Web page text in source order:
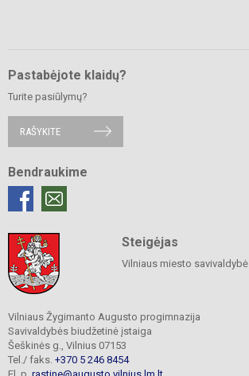
Pastabėjote klaidų?
Turite pasiūlymų?
RAŠYKITE
Bendraukime
Steigėjas
Vilniaus miesto savivaldybė
Vilniaus Žygimanto Augusto progimnazija
Savivaldybės biudžetinė įstaiga
Šeškinės g., Vilnius 07153
Tel./ faks. +370 5 246 8454